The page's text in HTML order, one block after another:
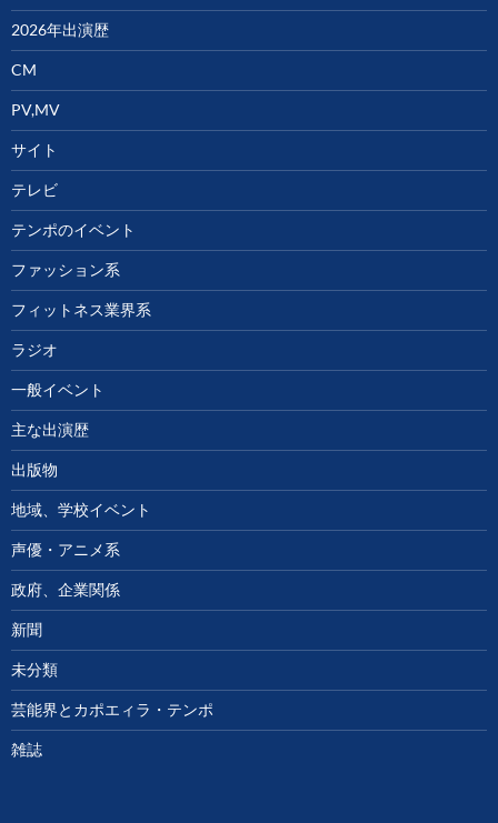
2026年出演歴
CM
PV,MV
サイト
テレビ
テンポのイベント
ファッション系
フィットネス業界系
ラジオ
一般イベント
主な出演歴
出版物
地域、学校イベント
声優・アニメ系
政府、企業関係
新聞
未分類
芸能界とカポエィラ・テンポ
雑誌